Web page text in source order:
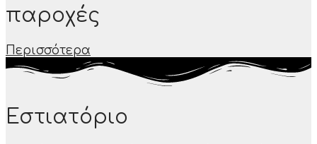
παροχές
Περισσότερα
Εστιατόριο